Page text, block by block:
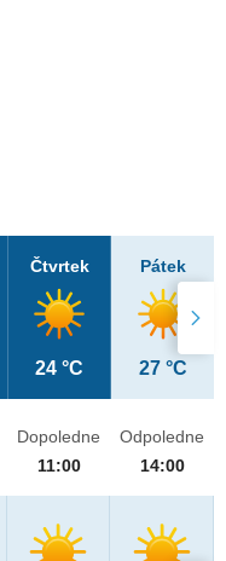
Čtvrtek
24 °C
Pátek
27 °C
Dopoledne
11:00
Odpoledne
14:00